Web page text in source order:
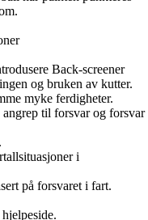
Back-screener
og bruken av kutter.
myke ferdigheter.
til forsvar og forsvar
i
på forsvaret i fart.